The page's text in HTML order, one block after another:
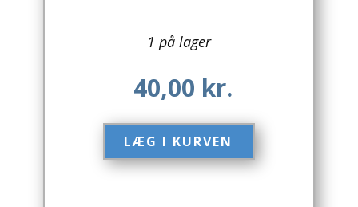
Biografier / Erindringer
Børn / Unge
Børnebøger
1 på lager
40,00 kr.
LÆG I KURVEN​